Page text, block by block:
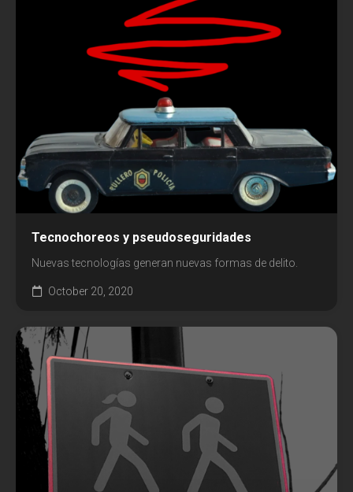
Tecnochoreos y pseudoseguridades
Nuevas tecnologías generan nuevas formas de delito.
October 20, 2020